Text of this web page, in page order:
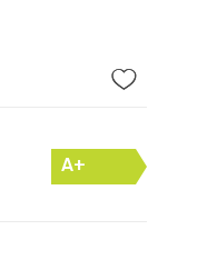
A+